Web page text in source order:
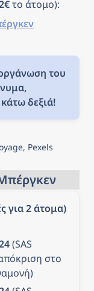
το άτομο):
του
δεξιά!
Pexels
για 2 άτομα)
(SAS
στο